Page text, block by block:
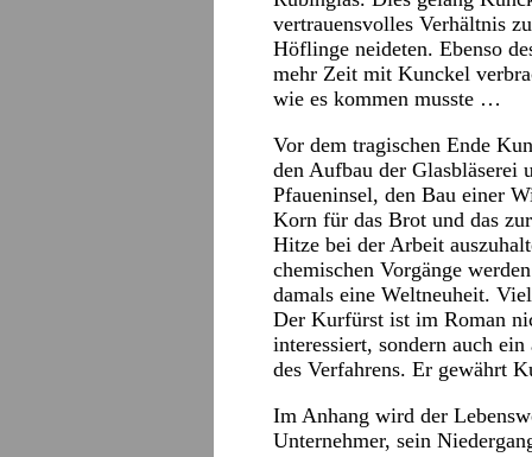
vertrauensvolles Verhältnis
Höflinge neideten. Ebenso
mehr Zeit mit Kunckel
wie es kommen musste …
Vor dem tragischen Ende
den Aufbau der Glasbläserei
Pfaueninsel, den Bau einer
Korn für das Brot und das
Hitze bei der Arbeit
chemischen Vorgänge
damals eine Weltneuheit.
Der Kurfürst ist im Roman
interessiert, sondern auch
des Verfahrens. Er gewährt
Im Anhang wird der
Unternehmer, sein